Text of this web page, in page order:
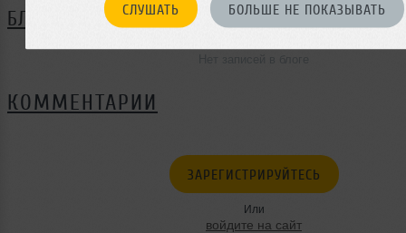
СЛУШАТЬ БОЛЬШЕ НЕ ПОКАЗЫВАТЬ
БЛОГ
КОММЕНТАРИИ
ЗАРЕГИСТРИРУЙТЕСЬ
Или
войдите на сайт